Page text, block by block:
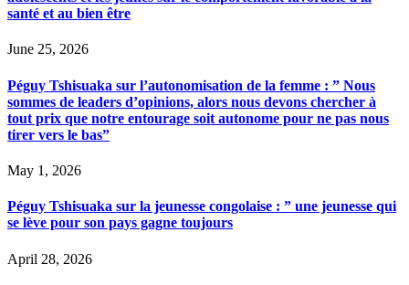
santé et au bien être
June 25, 2026
Péguy Tshisuaka sur l’autonomisation de la femme : ” Nous
sommes de leaders d’opinions, alors nous devons chercher à
tout prix que notre entourage soit autonome pour ne pas nous
tirer vers le bas”
May 1, 2026
Péguy Tshisuaka sur la jeunesse congolaise : ” une jeunesse qui
se lève pour son pays gagne toujours
April 28, 2026